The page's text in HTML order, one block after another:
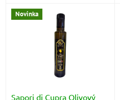
aciditou 0,19 %) okouzlí tóny
lískových...
Novinka
Sapori di Cupra Olivový